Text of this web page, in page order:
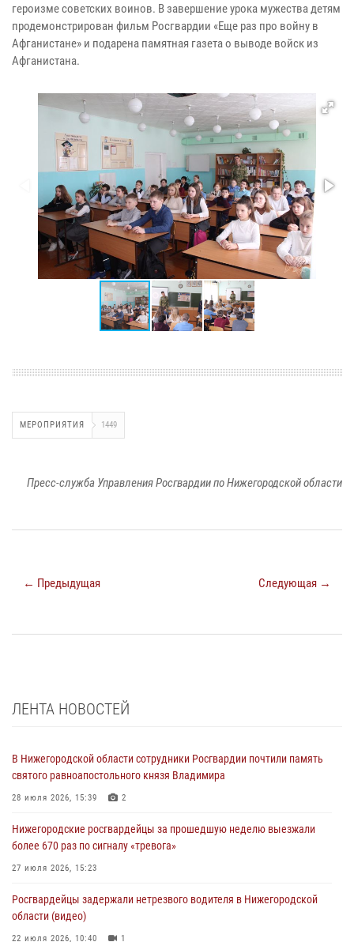
героизме советских воинов. В завершение урока мужества детям
продемонстрирован фильм Росгвардии «Еще раз про войну в
Афганистане» и подарена памятная газета о выводе войск из
Афганистана.
МЕРОПРИЯТИЯ 1449
Пресс-служба Управления Росгвардии по Нижегородской области
← Предыдущая Следующая →
ЛЕНТА НОВОСТЕЙ
В Нижегородской области сотрудники Росгвардии почтили память
святого равноапостольного князя Владимира
28 июля 2026, 15:39 2
Нижегородские росгвардейцы за прошедшую неделю выезжали
более 670 раз по сигналу «тревога»
27 июля 2026, 15:23
Росгвардейцы задержали нетрезвого водителя в Нижегородской
области (видео)
22 июля 2026, 10:40 1